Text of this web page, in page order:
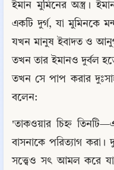
ইমান মুমিনের অস্ত্র।
একটি দুর্গ, যা মুমিনকে
যখন মানুষ ইবাদত ও
তখন তার ইমানও দুর্বল
তখন সে পাপ করার
বলেন:
'তাকওয়ার চিহ্ন
বাসনাকে পরিত্যাগ
সত্ত্বেও সৎ আমল করে